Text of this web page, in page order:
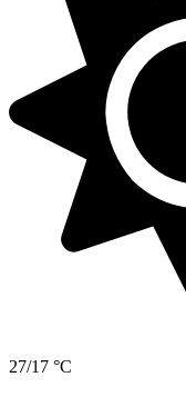
27/17 °C